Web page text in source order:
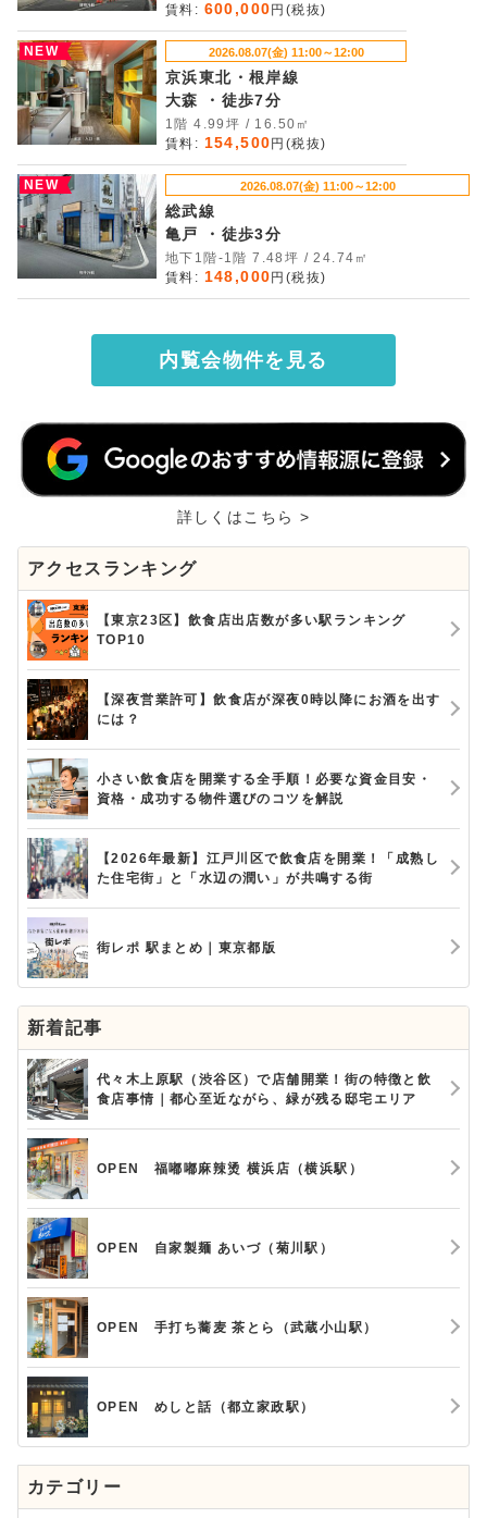
賃料: 600,000 円(税抜)
NEW 2026.08.07(金) 11:00～12:00
京浜東北・根岸線
大森 ・徒歩7分
1階 4.99坪 / 16.50㎡
賃料: 154,500 円(税抜)
NEW 2026.08.07(金) 11:00～12:00
総武線
亀戸 ・徒歩3分
地下1階-1階 7.48坪 / 24.74㎡
賃料: 148,000 円(税抜)
内覧会物件を見る
詳しくはこちら >
アクセスランキング
【東京23区】飲食店出店数が多い駅ランキング
TOP10
【深夜営業許可】飲食店が深夜0時以降にお酒を出す
には？
小さい飲食店を開業する全手順！必要な資金目安・
資格・成功する物件選びのコツを解説
【2026年最新】江戸川区で飲食店を開業！「成熟し
た住宅街」と「水辺の潤い」が共鳴する街
街レポ 駅まとめ｜東京都版
新着記事
代々木上原駅（渋谷区）で店舗開業！街の特徴と飲
食店事情｜都心至近ながら、緑が残る邸宅エリア
OPEN 福嘟嘟麻辣烫 横浜店（横浜駅）
OPEN 自家製麺 あいづ（菊川駅）
OPEN 手打ち蕎麦 茶とら（武蔵小山駅）
OPEN めしと話（都立家政駅）
カテゴリー